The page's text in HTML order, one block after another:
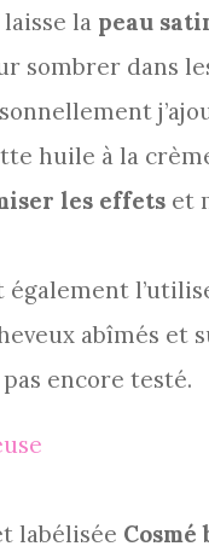
la peau
sombrer dans
huile à la
les effets et
également
abîmés et
pas encore testé.
labélisée Cosmé